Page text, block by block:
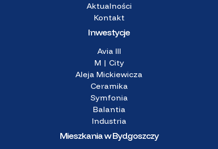
Aktualności
Kontakt
Inwestycje
Avia III
M | City
Aleja Mickiewicza
Ceramika
Symfonia
Balantia
Industria
Mieszkania w Bydgoszczy